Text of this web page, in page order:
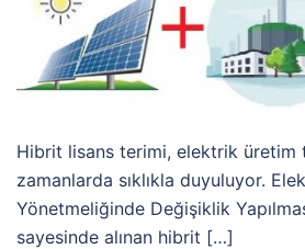
Hibrit lisans terimi, elektrik üretim
zamanlarda sıklıkla duyuluyor.
Yönetmeliğinde Değişiklik
sayesinde alınan hibrit […]